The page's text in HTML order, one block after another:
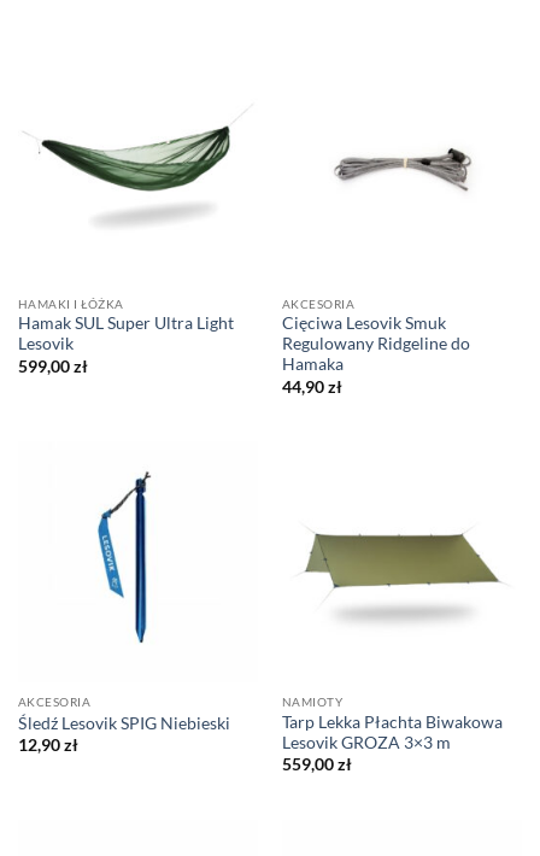
HAMAKI I ŁÓŻKA
Hamak SUL Super Ultra Light
Lesovik
599,00zł
AKCESORIA
Cięciwa Lesovik Smuk
Regulowany Ridgeline do
Hamaka
44,90zł
AKCESORIA
Śledź Lesovik SPIG Niebieski
12,90zł
NAMIOTY
Tarp Lekka Płachta Biwakowa
Lesovik GROZA 3×3 m
559,00zł